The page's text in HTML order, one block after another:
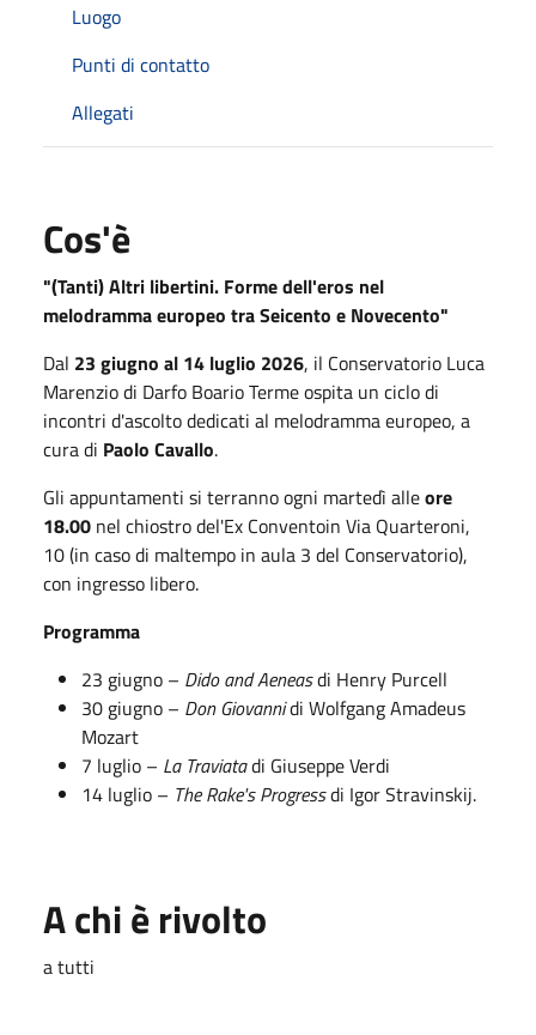
Luogo
Punti di contatto
Allegati
Cos'è
"(Tanti) Altri libertini. Forme dell'eros nel
melodramma europeo tra Seicento e Novecento"
Dal 23 giugno al 14 luglio 2026, il Conservatorio Luca
Marenzio di Darfo Boario Terme ospita un ciclo di
incontri d'ascolto dedicati al melodramma europeo, a
cura di Paolo Cavallo.
Gli appuntamenti si terranno ogni martedì alleore
18.00 nel chiostro del'Ex Conventoin Via Quarteroni,
10 (in caso di maltempo in aula 3 del Conservatorio),
con ingresso libero.
Programma
23 giugno – Dido and Aeneasdi Henry Purcell
30 giugno – Don Giovannidi Wolfgang Amadeus
Mozart
7 luglio – La Traviatadi Giuseppe Verdi
14 luglio – The Rake's Progressdi Igor Stravinskij.
A chi è rivolto
a tutti